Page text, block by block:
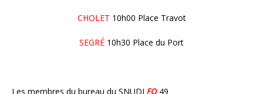
CHOLET 10h00 Place Travot
SEGRÉ 10h30 Place du Port
Les membres du bureau du SNUDI FO49